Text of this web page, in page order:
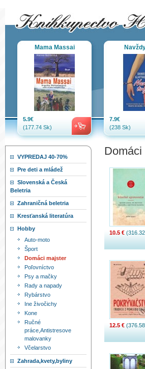
Mama Massai
5.9€
(177.74 Sk)
7.9€
(238 Sk)
VYPREDAJ 40-70%
Pre deti a mládež
Slovenská a Česká
Beletria
Zahraničná beletria
Kresťanská literatúra
Hobby
Auto-moto
Šport
Domáci majster
Poľovníctvo
Psy a mačky
Rady a napady
Rybárstvo
Ine živočichy
Kone
Ručné
práce,Antistresove
malovanky
Včelarstvo
Zahrada,kvety,byliny
10.5 €
12.5 €